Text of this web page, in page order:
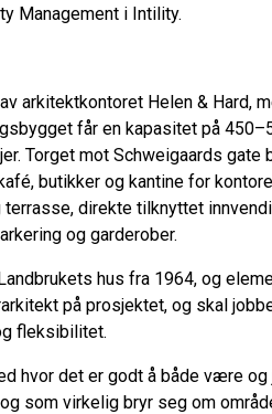
Management i Intility.
arkitektkontoret Helen & Hard,
får en kapasitet på
Torget mot Schweigaards
butikker og kantine for
direkte tilknyttet
og garderober.
hus fra 1964, og
på prosjektet, og skal
fleksibilitet.
hvor det er godt å både være
som virkelig bryr seg om